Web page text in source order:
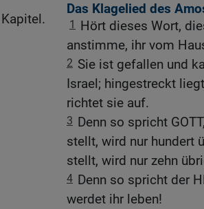
Das Klagelied des
1
Hört dieses Wort,
anstimme, ihr vom
2 Sie ist gefallen und
Israel; hingestreckt
richtet sie auf.
3 Denn so spricht
stellt, wird nur hundert
stellt, wird nur zehn
4 Denn so spricht der
werdet ihr leben!